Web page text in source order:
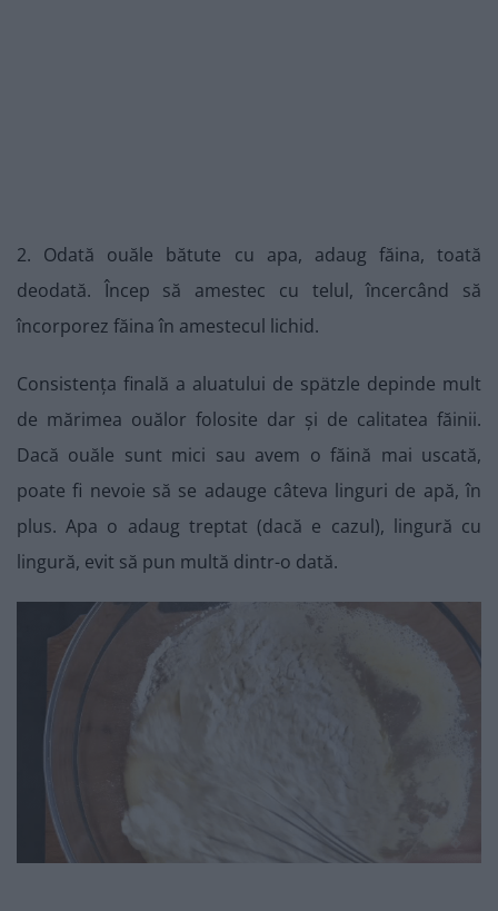
2. Odată ouăle bătute cu apa, adaug făina, toată
deodată. Încep să amestec cu telul, încercând să
încorporez făina în amestecul lichid.
Consistența finală a aluatului de spätzle depinde mult
de mărimea ouălor folosite dar și de calitatea făinii.
Dacă ouăle sunt mici sau avem o făină mai uscată,
poate fi nevoie să se adauge câteva linguri de apă, în
plus. Apa o adaug treptat (dacă e cazul), lingură cu
lingură, evit să pun multă dintr-o dată.